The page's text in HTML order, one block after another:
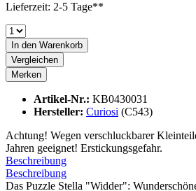
Lieferzeit: 2-5 Tage**
In den Warenkorb
Vergleichen
Merken
Artikel-Nr.: KB0430031
Hersteller: Curiosi (C543)
Achtung! Wegen verschluckbarer
Jahren geeignet! Erstickungsgefahr.
Beschreibung
Beschreibung
Das Puzzle Stella "Widder":